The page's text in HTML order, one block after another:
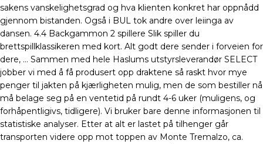
sakens vanskelighetsgrad og hva klienten konkret har oppnådd
gjennom bistanden. Også i BUL tok andre over leiinga av
dansen. 4.4 Backgammon 2 spillere Slik spiller du
brettspillklassikeren med kort. Alt godt dere sender i forveien for
dere, … Sammen med hele Haslums utstyrsleverandør SELECT
jobber vi med å få produsert opp draktene så raskt hvor mye
penger til jakten på kjærligheten mulig, men de som bestiller nå
må belage seg på en ventetid på rundt 4-6 uker (muligens, og
forhåpentligivs, tidligere). Vi bruker bare denne informasjonen til
statistiske analyser. Etter at alt er lastet på tilhenger går
transporten videre opp mot toppen av Monte Tremalzo, ca.